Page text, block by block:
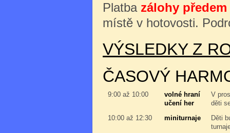
Platba zálohy
místě v hotovosti.
VÝSLEDKY Z
ČASOVÝ
9:00 až 10:00
volné hraní
učení her
V
děti
10:00 až 12:30
miniturnaje
Děti